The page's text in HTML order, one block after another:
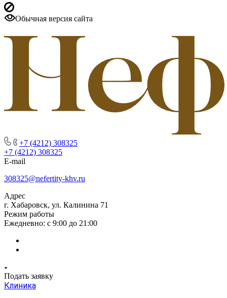
Обычная версия сайта
+7 (4212) 308325
+7 (4212) 308325
E-mail
308325@nefertity-khv.ru
Адрес
г. Хабаровск, ул. Калинина 71
Режим работы
Ежедневно: с 9:00 до 21:00
Подать заявку
Клиника